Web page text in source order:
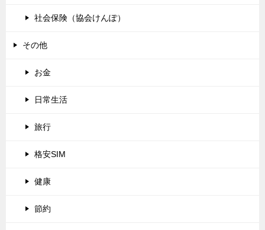
社会保険（協会けんぽ）
その他
お金
日常生活
旅行
格安SIM
健康
節約